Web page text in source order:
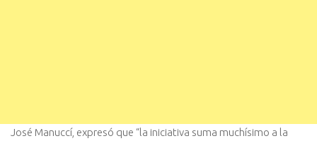
José Manuccí, expresó que “la iniciativa suma muchísimo a la